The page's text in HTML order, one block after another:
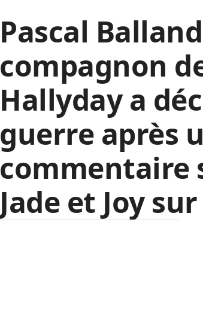
Pascal
compagnon
Hallyday a
guerre après
commentaire
Jade et Joy